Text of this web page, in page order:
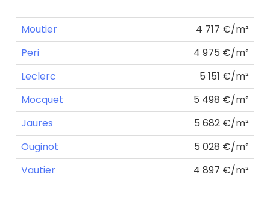
Moutier
4 717 €/m²
Peri
4 975 €/m²
Leclerc
5 151 €/m²
Mocquet
5 498 €/m²
Jaures
5 682 €/m²
Ouginot
5 028 €/m²
Vautier
4 897 €/m²